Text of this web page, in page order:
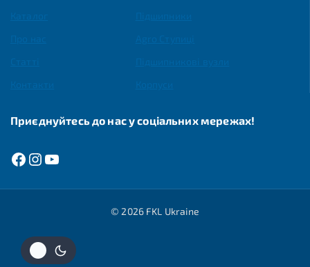
Приєднуйтесь до нас у соціальних мережах!
© 2026 FKL Ukraine